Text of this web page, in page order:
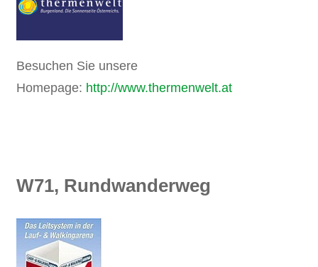
Besuchen Sie unsere
Homepage: http://www.thermenwelt.at
W71, Rundwanderweg